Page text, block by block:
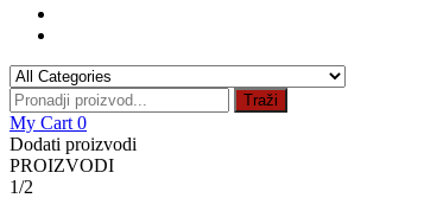
Traži
My Cart 0
Dodati proizvodi
PROIZVODI
1/2